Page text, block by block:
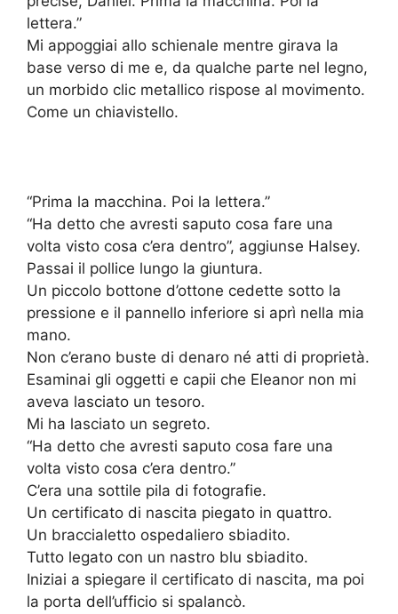
lettera.”
Mi appoggiai allo schienale mentre girava la
base verso di me e, da qualche parte nel legno,
un morbido clic metallico rispose al movimento.
Come un chiavistello.
“Prima la macchina. Poi la lettera.”
“Ha detto che avresti saputo cosa fare una
volta visto cosa c’era dentro”, aggiunse Halsey.
Passai il pollice lungo la giuntura.
Un piccolo bottone d’ottone cedette sotto la
pressione e il pannello inferiore si aprì nella mia
mano.
Non c’erano buste di denaro né atti di proprietà.
Esaminai gli oggetti e capii che Eleanor non mi
aveva lasciato un tesoro.
Mi ha lasciato un segreto.
“Ha detto che avresti saputo cosa fare una
volta visto cosa c’era dentro.”
C’era una sottile pila di fotografie.
Un certificato di nascita piegato in quattro.
Un braccialetto ospedaliero sbiadito.
Tutto legato con un nastro blu sbiadito.
Iniziai a spiegare il certificato di nascita, ma poi
la porta dell’ufficio si spalancò.